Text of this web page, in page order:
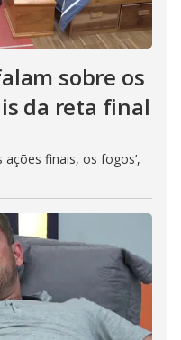
sobre os
da reta final
ações finais, os fogos’,